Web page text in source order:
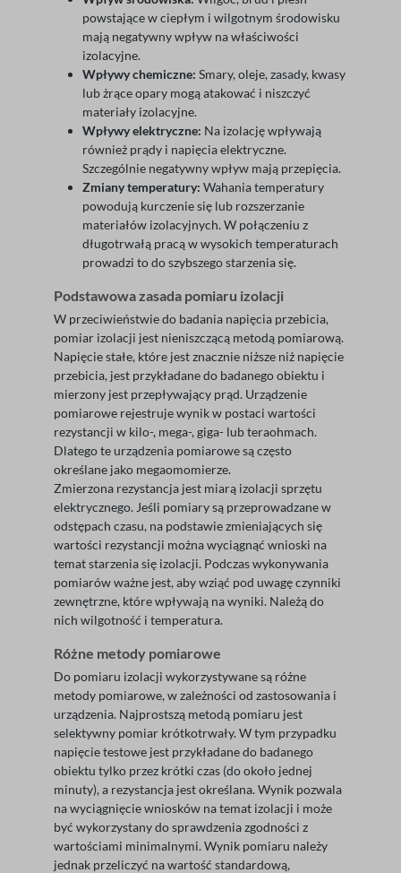
powstające w ciepłym i wilgotnym środowisku
mają negatywny wpływ na właściwości
izolacyjne.
Wpływy chemiczne: Smary, oleje, zasady, kwasy
lub żrące opary mogą atakować i niszczyć
materiały izolacyjne.
Wpływy elektryczne: Na izolację wpływają
również prądy i napięcia elektryczne.
Szczególnie negatywny wpływ mają przepięcia.
Zmiany temperatury: Wahania temperatury
powodują kurczenie się lub rozszerzanie
materiałów izolacyjnych. W połączeniu z
długotrwałą pracą w wysokich temperaturach
prowadzi to do szybszego starzenia się.
Podstawowa zasada pomiaru izolacji
W przeciwieństwie do badania napięcia przebicia,
pomiar izolacji jest nieniszczącą metodą pomiarową.
Napięcie stałe, które jest znacznie niższe niż napięcie
przebicia, jest przykładane do badanego obiektu i
mierzony jest przepływający prąd. Urządzenie
pomiarowe rejestruje wynik w postaci wartości
rezystancji w kilo-, mega-, giga- lub teraohmach.
Dlatego te urządzenia pomiarowe są często
określane jako megaomomierze.
Zmierzona rezystancja jest miarą izolacji sprzętu
elektrycznego. Jeśli pomiary są przeprowadzane w
odstępach czasu, na podstawie zmieniających się
wartości rezystancji można wyciągnąć wnioski na
temat starzenia się izolacji. Podczas wykonywania
pomiarów ważne jest, aby wziąć pod uwagę czynniki
zewnętrzne, które wpływają na wyniki. Należą do
nich wilgotność i temperatura.
Różne metody pomiarowe
Do pomiaru izolacji wykorzystywane są różne
metody pomiarowe, w zależności od zastosowania i
urządzenia. Najprostszą metodą pomiaru jest
selektywny pomiar krótkotrwały. W tym przypadku
napięcie testowe jest przykładane do badanego
obiektu tylko przez krótki czas (do około jednej
minuty), a rezystancja jest określana. Wynik pozwala
na wyciągnięcie wniosków na temat izolacji i może
być wykorzystany do sprawdzenia zgodności z
wartościami minimalnymi. Wynik pomiaru należy
jednak przeliczyć na wartość standardową,